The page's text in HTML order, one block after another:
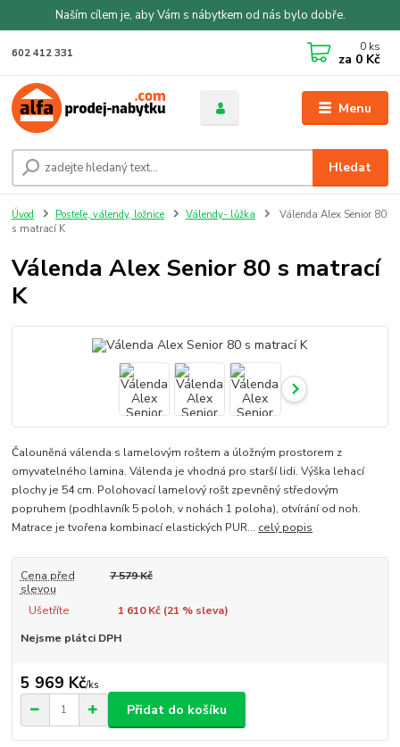
Naším cílem je, aby Vám s nábytkem od nás bylo dobře.
Menu
Hledat
602 412 331 0 ks
za 0 Kč
Úvod Postele, válendy, ložnice Válendy- lůžka
Válenda Alex Senior 80
s matrací K
Válenda Alex Senior 80 s matrací
K
Čalouněná válenda s lamelovým roštem a úložným prostorem z
omyvatelného lamina. Válenda je vhodná pro starší lidi. Výška lehací
plochy je 54 cm. Polohovací lamelový rošt zpevněný středovým
popruhem (podhlavník 5 poloh, v nohách 1 poloha), otvírání od noh.
Matrace je tvořena kombinací elastických PUR... celý popis
Cena před
slevou
7 579 Kč
Ušetříte 1 610 Kč (21 % sleva)
Nejsme plátci DPH
5 969 Kč/ks
Přidat do košíku